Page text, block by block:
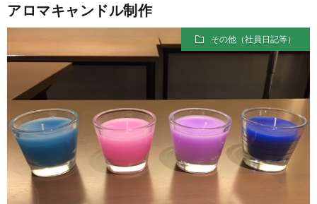
アロマキャンドル制作
その他（社員日記等）